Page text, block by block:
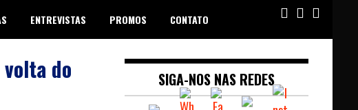
ENTREVISTAS PROMOS CONTATO
do SIGA-NOS NAS REDES